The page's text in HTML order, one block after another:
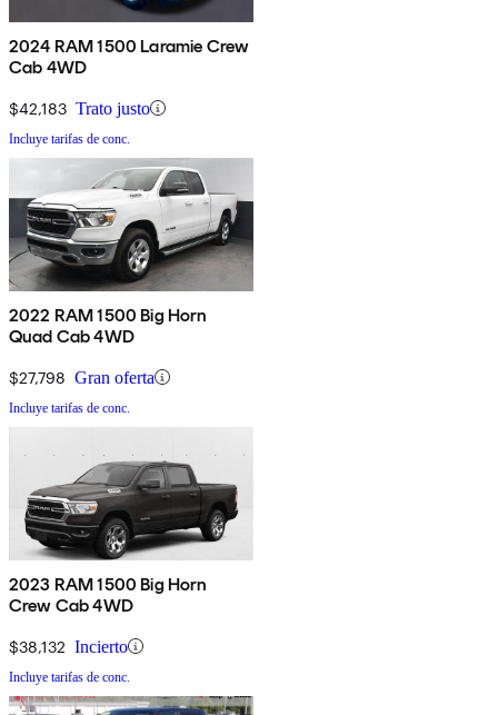
2024 RAM 1500 Laramie Crew
Cab 4WD
$42,183 Trato justo
Incluye tarifas de conc.
2022 RAM 1500 Big Horn
Quad Cab 4WD
$27,798 Gran oferta
Incluye tarifas de conc.
2023 RAM 1500 Big Horn
Crew Cab 4WD
$38,132 Incierto
Incluye tarifas de conc.